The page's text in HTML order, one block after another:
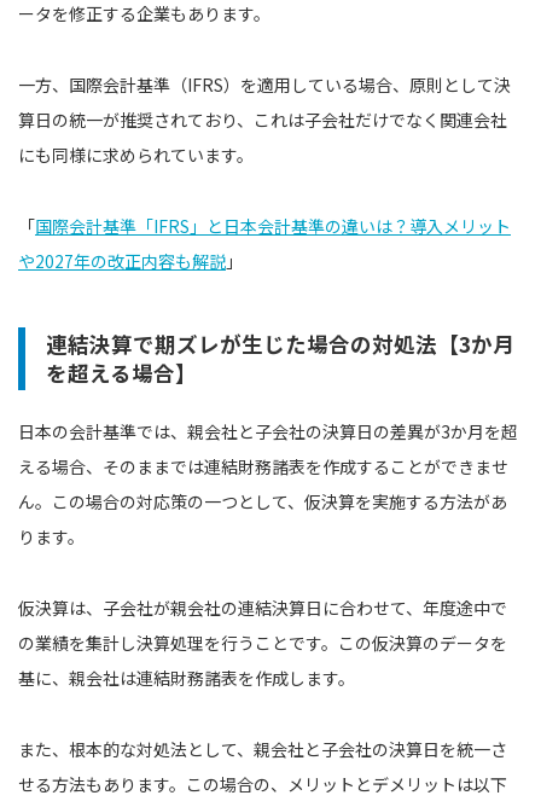
ータを修正する企業もあります。
一方、国際会計基準（IFRS）を適用している場合、原則として決
算日の統一が推奨されており、これは子会社だけでなく関連会社
にも同様に求められています。
「国際会計基準「IFRS」と日本会計基準の違いは？導入メリット
や2027年の改正内容も解説 」
連結決算で期ズレが生じた場合の対処法【3か月
を超える場合】
日本の会計基準では、親会社と子会社の決算日の差異が3か月を超
える場合、そのままでは連結財務諸表を作成することができませ
ん。この場合の対応策の一つとして、仮決算を実施する方法があ
ります。
仮決算は、子会社が親会社の連結決算日に合わせて、年度途中で
の業績を集計し決算処理を行うことです。この仮決算のデータを
基に、親会社は連結財務諸表を作成します。
また、根本的な対処法として、親会社と子会社の決算日を統一さ
せる方法もあります。この場合の、メリットとデメリットは以下